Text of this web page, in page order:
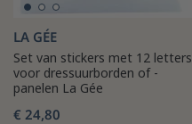
LA GÉE
Set van stickers met 12 letters
voor dressuurborden of -
panelen La Gée
€ 24,80